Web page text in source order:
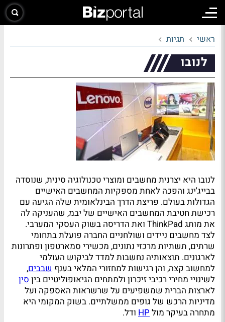
ראשי תגיות
לנובו
לנובו היא יצרנית מחשבים ומוצרי טכנולוגיה סינית, שנוסדה
בבייג'ינג והפכה לאחת מספקיות המחשבים האישיים
הגדולות בעולם. פריצת הדרך הבינלאומית שלה הגיעה עם
רכישת חטיבת המחשבים האישיים של יבמ, שהעניקה לה
את מותג ThinkPad ואת הדריסה בשוק העסקי המערבי.
לצד מחשבים ניידים ושולחניים החברה פועלת בתחומי
שרתים, תשתיות מרכזי נתונים, מכשירי סמארטפון ופתרונות
לארגונים. תוצאותיה נחשבות למדד לביקוש העולמי
למחשוב קצה, והן רגישות למחזורי המלאי בענף שבבים,
לשינויי מחירי רכיבי זיכרון ולמתחים הגיאופוליטיים ביןסין
לארצות הברית שמשפיעים על שרשראות האספקה ועל
מדיניות הרכש של גופים ממשלתיים. בשוק המקומי היא
מתחרה בעיקר מולHP ודל.